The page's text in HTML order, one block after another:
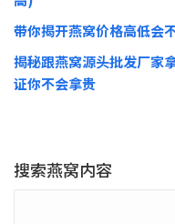
带你揭开燕窝价格高低会
揭秘跟燕窝源头批发厂家
证你不会拿贵
搜索燕窝内容